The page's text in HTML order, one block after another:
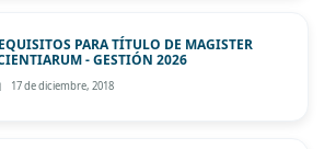
PARA TÍTULO DE MAGISTER
- GESTIÓN 2026
17 de diciembre, 2018